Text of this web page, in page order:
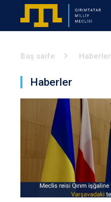
Baş saife Haberler
Haberler